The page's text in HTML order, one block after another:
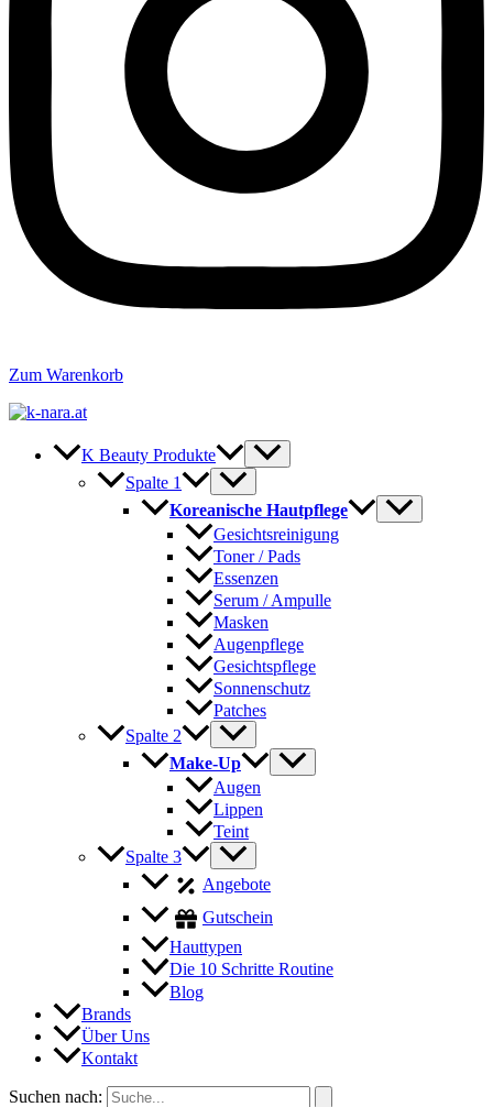
Zum Warenkorb
K Beauty Produkte
Spalte 1
Koreanische Hautpflege
Gesichtsreinigung
Toner / Pads
Essenzen
Serum / Ampulle
Masken
Augenpflege
Gesichtspflege
Sonnenschutz
Patches
Spalte 2
Make-Up
Augen
Lippen
Teint
Spalte 3
Angebote
Gutschein
Hauttypen
Die 10 Schritte Routine
Blog
Brands
Über Uns
Kontakt
Suchen nach: